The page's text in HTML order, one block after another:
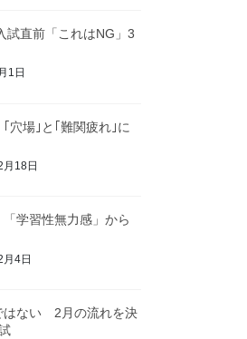
試直前「これはNG」3
1日
場｣と｢難関疲れ｣に
18日
学習性無力感」から
4日
はない 2月の流れを決